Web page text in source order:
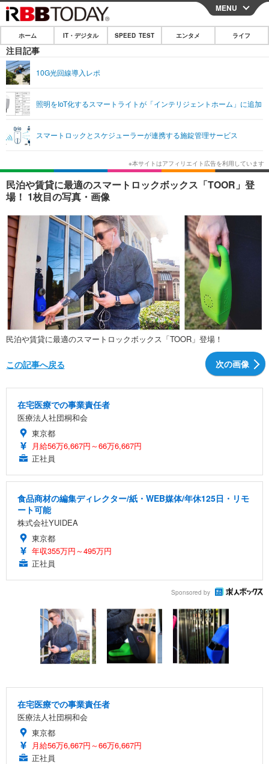
CLOSE
ホーム
IT・デジタル
ショッピング その他
SPEED TEST
エンタメ
エンタメTOP 映画・ドラマ
韓国・芸能
音楽 スポーツ
ショッピング その他
ライフ
ライフTOP グルメ
ペット ショッピング
その他
リリース一覧
プッシュ通知の停止方法
MENU
ホーム IT・デジタル SPEED TEST エンタメ ライフ
注目記事
10G光回線導入レポ
照明をIoT化するスマートライトが「インテリジェントホーム」に追加
スマートロックとスケジューラーが連携する施錠管理サービス
民泊や賃貸に最適のスマートロックボックス「TOOR」登
場！ 1枚目の写真・画像
民泊や賃貸に最適のスマートロックボックス「TOOR」登場！
次の画像
この記事へ戻る
在宅医療での事業責任者
医療法人社団桐和会
東京都
月給56万6,667円～66万6,667円
正社員
食品商材の編集ディレクター/紙・WEB媒体/年休125日・リモ
ート可能
株式会社YUIDEA
東京都
年収355万円～495万円
正社員
Sponsored by
在宅医療での事業責任者
医療法人社団桐和会
東京都
月給56万6,667円～66万6,667円
正社員